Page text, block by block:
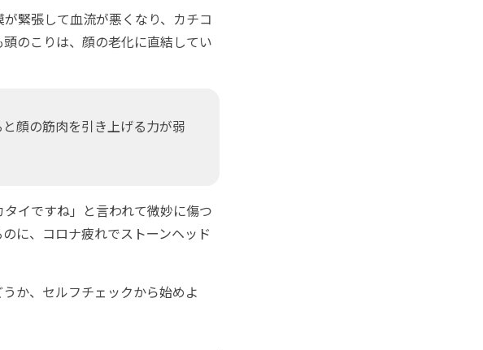
緊張して血流が悪くなり、カチコ
のこりは、顔の老化に直結してい
顔の筋肉を引き上げる力が弱
イですね」と言われて微妙に傷つ
に、コロナ疲れでストーンヘッド
か、セルフチェックから始めよ